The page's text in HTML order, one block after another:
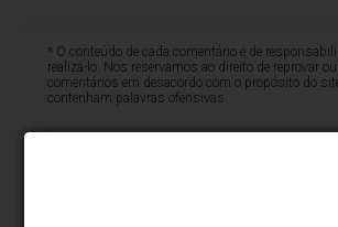
* O conteúdo de cada comentário é de
realizá-lo. Nos reservamos ao direito de reprovar
comentários em desacordo com o propósito do
contenham palavras ofensivas.